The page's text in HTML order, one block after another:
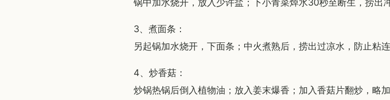
锅中加水烧开，放入少许盐；下小青菜焯水30秒至断生，捞出
3、煮面条：
另起锅加水烧开，下面条；中火煮熟后，捞出过凉水，防止粘
4、炒香菇：
炒锅热锅后倒入植物油；放入姜末爆香；加入香菇片翻炒，略